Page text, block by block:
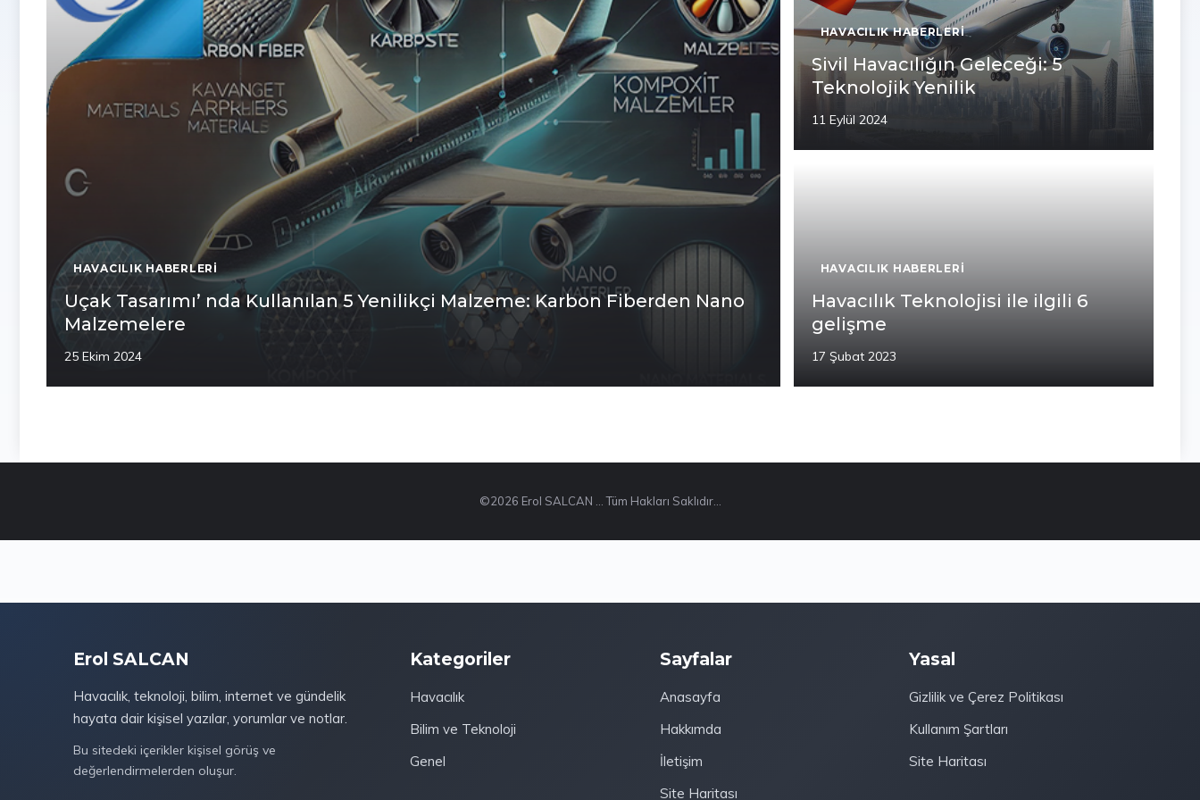
HAVACILIK HABERLERI
Uçak Tasarımı’ nda Kullanılan 5 Yenilikçi Malzeme: Karbon Fiberden Nano
Malzemelere
25 Ekim 2024
HAVACILIK HABERLERI
Sivil Havacılığın Geleceği: 5
Teknolojik Yenilik
11 Eylül 2024
HAVACILIK HABERLERI
Havacılık Teknolojisi ile ilgili 6
gelişme
17 Şubat 2023
©2026 Erol SALCAN ... Tüm Hakları Saklıdır...
Erol SALCAN
Havacılık, teknoloji, bilim, internet ve gündelik
hayata dair kişisel yazılar, yorumlar ve notlar.
Bu sitedeki içerikler kişisel görüş ve
değerlendirmelerden oluşur.
Kategoriler
Havacılık
Bilim ve Teknoloji
Genel
Sayfalar
Anasayfa
Hakkımda
İletişim
Site Haritası
Yasal
Gizlilik ve Çerez Politikası
Kullanım Şartları
Site Haritası